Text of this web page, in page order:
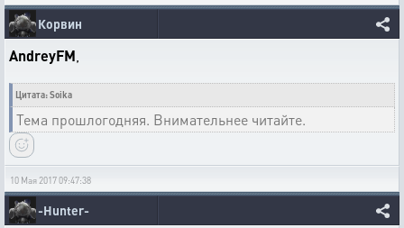
Корвин
AndreyFM
Цитата: Soika
Тема прошлогодняя. Внимательнее читайте.
10 Мая 2017 09:47:38
-Hunter-